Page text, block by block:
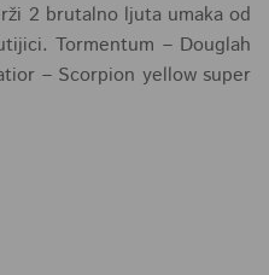
2 brutalno ljuta umaka od
Tormentum – Douglah
– Scorpion yellow super